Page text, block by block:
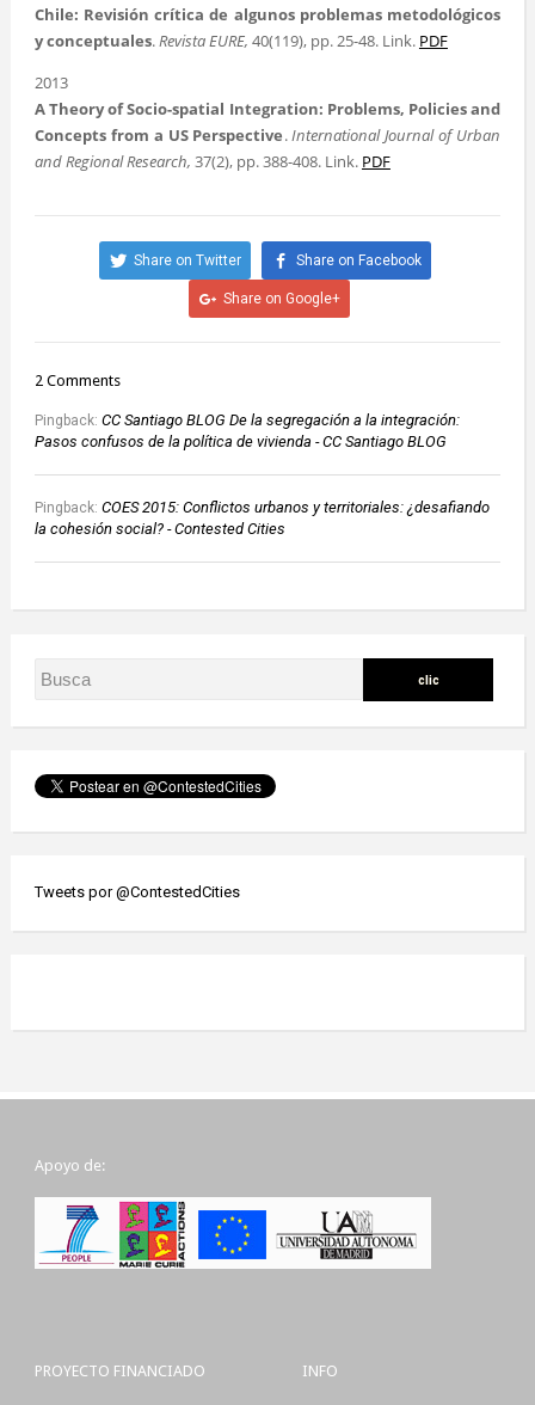
Chile: Revisión crítica de algunos problemas metodológicos
y conceptuales.Revista EURE, 40(119), pp. 25-48. Link. PDF
2013
A Theory of Socio-spatial Integration: Problems, Policies and
Concepts from a US Perspective.International Journal of Urban
and Regional Research, 37(2), pp. 388-408. Link. PDF
Share on Twitter Share on Facebook
Share on Google+
2 Comments
Pingback: CC Santiago BLOG De la segregación a la integración:
Pasos confusos de la política de vivienda - CC Santiago BLOG
Pingback: COES 2015: Conflictos urbanos y territoriales: ¿desafiando
la cohesión social? - Contested Cities
Tweets por @ContestedCities
Apoyo de:
PROYECTO FINANCIADO INFO